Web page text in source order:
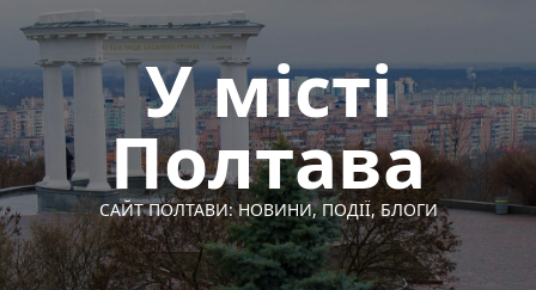
Перейти
вмісту
У місті
Полтава
САЙТ ПОЛТАВИ: НОВИНИ, ПОДІЇ, БЛОГИ